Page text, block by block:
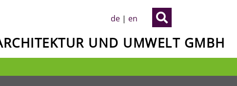

de| en
UND UMWELT GMBH